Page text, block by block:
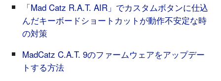
「Mad Catz R.A.T. AIR」でカスタムボタンに仕込
んだキーボードショートカットが動作不安定な時
の対策
MadCatz C.A.T. 9のファームウェアをアップデー
トする方法